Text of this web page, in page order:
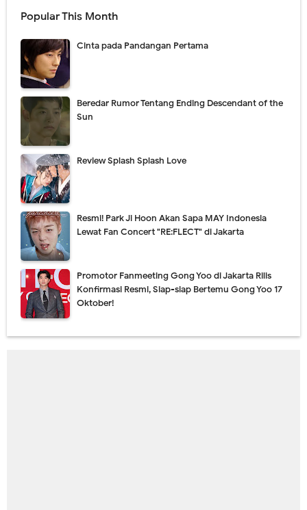
Popular This Month
Cinta pada Pandangan Pertama
Beredar Rumor Tentang Ending Descendant of the
Sun
Review Splash Splash Love
Resmi! Park Ji Hoon Akan Sapa MAY Indonesia
Lewat Fan Concert "RE:FLECT" di Jakarta
Promotor Fanmeeting Gong Yoo di Jakarta Rilis
Konfirmasi Resmi, Siap-siap Bertemu Gong Yoo 17
Oktober!